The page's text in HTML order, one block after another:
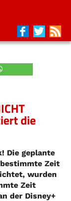
die
Die geplante
Zeit
wurden
Zeit
der Disney+